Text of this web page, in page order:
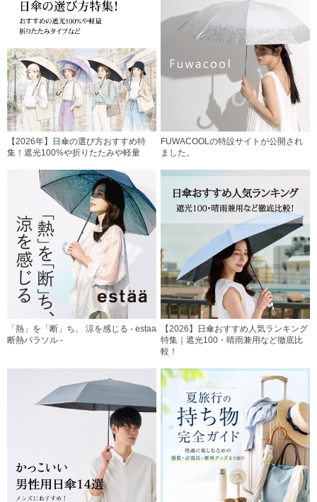
【2026年】日傘の選び方おすすめ特
集！遮光100%や折りたたみや軽量
FUWACOOLの特設サイトが公開され
ました。
「熱」を「断」ち、 涼を感じる - estaa
断熱パラソル -
【2026】日傘おすすめ人気ランキング
特集｜遮光100・晴雨兼用など徹底比
較！